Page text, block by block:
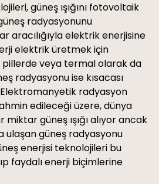
güneş ışığını fotovoltaik
radyasyonunu
aracılığıyla elektrik enerjisine
elektrik üretmek için
pillerde veya termal olarak da
radyasyonu ise kısacası
Elektromanyetik radyasyon
edileceği üzere, dünya
güneş ışığı alıyor ancak
ulaşan güneş radyasyonu
enerjisi teknolojileri bu
faydalı enerji biçimlerine